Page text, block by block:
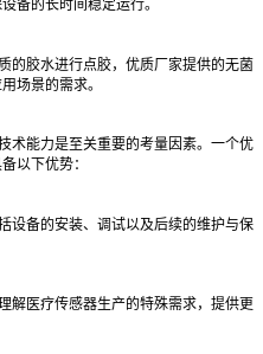
备的长时间稳定运行。
的胶水进行点胶，优质厂家提供的无菌
场景的需求。
术能力是至关重要的考量因素。一个优
以下优势：
设备的安装、调试以及后续的维护与保
解医疗传感器生产的特殊需求，提供更